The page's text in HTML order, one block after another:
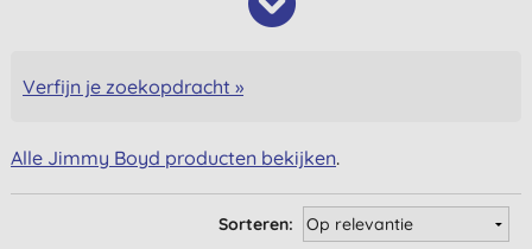
Verfijn je zoekopdracht »
Alle Jimmy Boyd producten bekijken.
Sorteren: